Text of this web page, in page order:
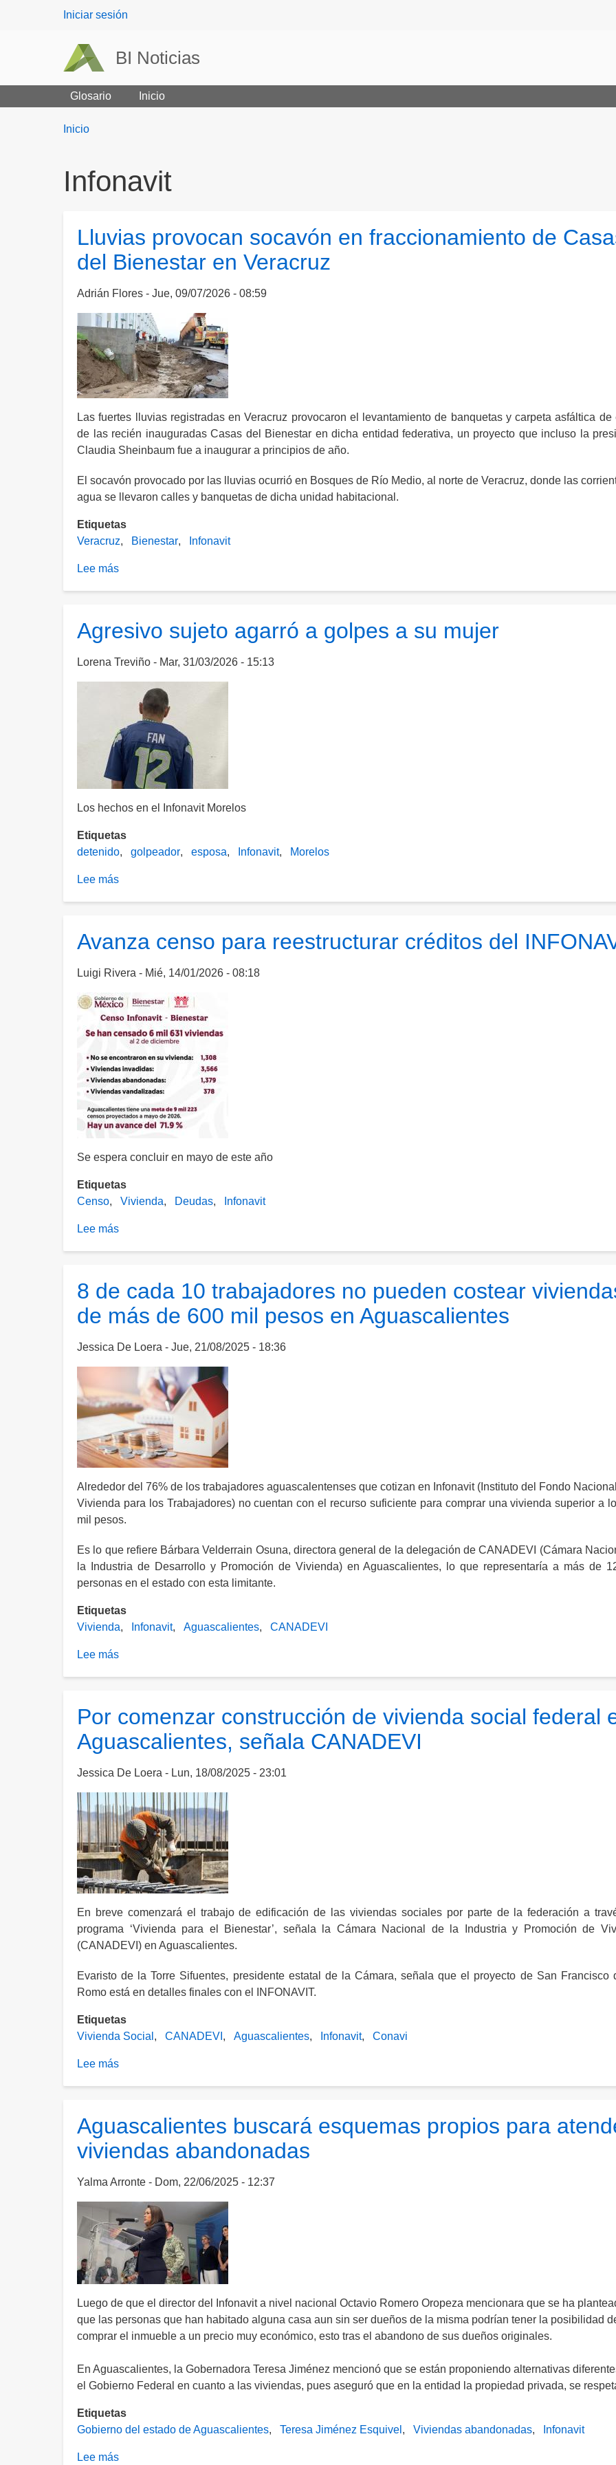
User
Iniciar sesión
BI Noticias
Glosario Inicio
Breadcrumbs
You
Inicio
Infonavit
Lluvias provocan socavón en fraccionamiento de
del Bienestar en Veracruz
Adrián Flores Jue, 09/07/2026 - 08:59
Las fuertes lluvias registradas en Veracruz provocaron el levantamiento de banquetas y carpeta asfáltica de
de las recién inauguradas Casas del Bienestar en dicha entidad federativa, un proyecto que incluso la
Claudia Sheinbaum fue a inaugurar a principios de año.
El socavón provocado por las lluvias ocurrió en Bosques de Río Medio, al norte de Veracruz, donde las
agua se llevaron calles y banquetas de dicha unidad habitacional.
Etiquetas
Veracruz
Bienestar Infonavit
Lee más
en
de
Casas
Bienestar
en
Veracruz
Agresivo sujeto agarró a golpes a su mujer
Lorena Treviño Mar, 31/03/2026 - 15:13
Los hechos en el Infonavit Morelos
Etiquetas
detenido
golpeador esposa Infonavit Morelos
Lee más
a
su
mujer
Avanza censo para reestructurar créditos del
Luigi Rivera Mié, 14/01/2026 - 08:18
Se espera concluir en mayo de este año
Etiquetas
Censo
Vivienda Deudas Infonavit
Lee más
reestructurar
créditos
INFONAVIT
8 de cada 10 trabajadores no pueden costear
de más de 600 mil pesos en Aguascalientes
Jessica De Loera Jue, 21/08/2025 - 18:36
Alrededor del 76% de los trabajadores aguascalentenses que cotizan en Infonavit (Instituto del Fondo
Vivienda para los Trabajadores) no cuentan con el recurso suficiente para comprar una vivienda superior a
mil pesos.
Es lo que refiere Bárbara Velderrain Osuna, directora general de la delegación de CANADEVI (Cámara
la Industria de Desarrollo y Promoción de Vivienda) en Aguascalientes, lo que representaría a más de
personas en el estado con esta limitante.
Etiquetas
Vivienda
Infonavit Aguascalientes CANADEVI
Lee más
10
trabajadores
pueden
viviendas
de
más
de
600
mil
en
Aguascalientes
Por comenzar construcción de vivienda social federal
Aguascalientes, señala CANADEVI
Jessica De Loera Lun, 18/08/2025 - 23:01
En breve comenzará el trabajo de edificación de las viviendas sociales por parte de la federación a
programa ‘Vivienda para el Bienestar’, señala la Cámara Nacional de la Industria y Promoción de
(CANADEVI) en Aguascalientes.
Evaristo de la Torre Sifuentes, presidente estatal de la Cámara, señala que el proyecto de San Francisco
Romo está en detalles finales con el INFONAVIT.
Etiquetas
Vivienda Social
CANADEVI Aguascalientes Infonavit Conavi
Lee más
de
vivienda
federal
Aguascalientes,
señala
CANADEVI
Aguascalientes buscará esquemas propios para
viviendas abandonadas
Yalma Arronte Dom, 22/06/2025 - 12:37
Luego de que el director del Infonavit a nivel nacional Octavio Romero Oropeza mencionara que se ha
que las personas que han habitado alguna casa aun sin ser dueños de la misma podrían tener la posibilidad
comprar el inmueble a un precio muy económico, esto tras el abandono de sus dueños originales.
En Aguascalientes, la Gobernadora Teresa Jiménez mencionó que se están proponiendo alternativas
el Gobierno Federal en cuanto a las viviendas, pues aseguró que en la entidad la propiedad privada, se
Etiquetas
Gobierno del estado de Aguascalientes
Teresa Jiménez Esquivel Viviendas abandonadas Infonavit
Lee más